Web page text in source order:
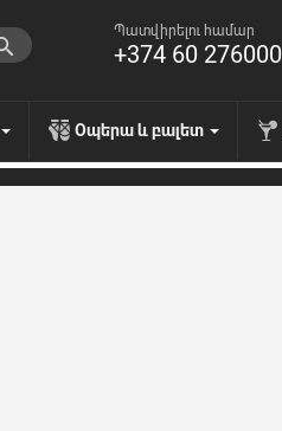
Պատվիրելու համար
+374 60 276000
Օպերա և բալետ